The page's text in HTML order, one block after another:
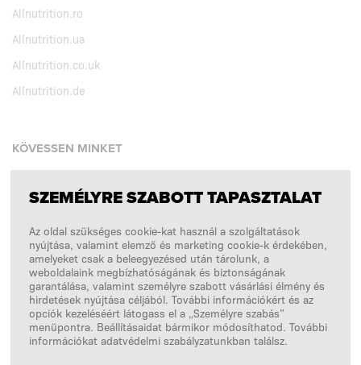
Allnutrition.ro
Allnutrition.ua
Allnutrition.co.uk
Allnutrition.de
KÖVESSEN MINKET
Facebook
Instagram
Copyright © 2026SFD S. A.
A FIZETÉSEKET FELDOLGOZZA
SZEMÉLYRE SZABOTT TAPASZTALAT
Az oldal szükséges cookie-kat használ a szolgáltatások
nyújtása, valamint elemző és marketing cookie-k érdekében,
amelyeket csak a beleegyezésed után tárolunk, a
weboldalaink megbízhatóságának és biztonságának
garantálása, valamint személyre szabott vásárlási élmény és
hirdetések nyújtása céljából. További információkért és az
opciók kezeléséért látogass el a „Személyre szabás”
menüpontra. Beállításaidat bármikor módosíthatod. További
információkat adatvédelmi szabályzatunkban találsz.